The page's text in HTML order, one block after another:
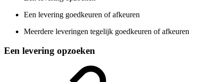
Een levering goedkeuren of afkeuren
Meerdere leveringen tegelijk goedkeuren of afkeuren
Een levering opzoeken